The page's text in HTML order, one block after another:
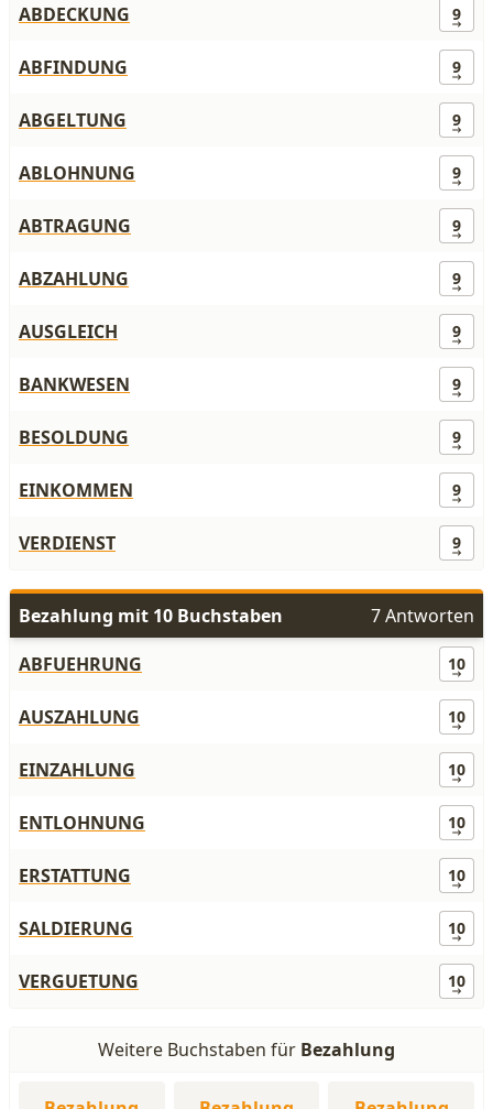
ABDECKUNG 9
ABFINDUNG 9
ABGELTUNG 9
ABLOHNUNG 9
ABTRAGUNG 9
ABZAHLUNG 9
AUSGLEICH 9
BANKWESEN 9
BESOLDUNG 9
EINKOMMEN 9
VERDIENST 9
Bezahlung mit 10 Buchstaben
7 Antworten
ABFUEHRUNG
10
AUSZAHLUNG 10
EINZAHLUNG 10
ENTLOHNUNG 10
ERSTATTUNG 10
SALDIERUNG 10
VERGUETUNG 10
Weitere Buchstaben für Bezahlung